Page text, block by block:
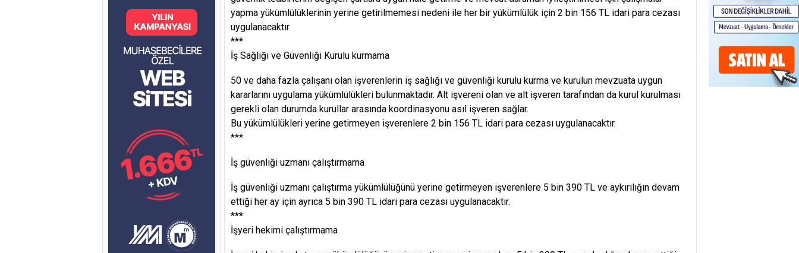
yapma yükümlülüklerinin yerine getirilmemesi nedeni ile her bir yükümlülük için 2 bin 156 TL idari para cezası
uygulanacaktır.
***
İş Sağlığı ve Güvenliği Kurulu kurmama
50 ve daha fazla çalışanı olan işverenlerin iş sağlığı ve güvenliği kurulu kurma ve kurulun mevzuata uygun
kararlarını uygulama yükümlülükleri bulunmaktadır. Alt işvereni olan ve alt işveren tarafından da kurul kurulması
gerekli olan durumda kurullar arasında koordinasyonu asıl işveren sağlar.
Bu yükümlülükleri yerine getirmeyen işverenlere 2 bin 156 TL idari para cezası uygulanacaktır.
***
İş güvenliği uzmanı çalıştırmama
İş güvenliği uzmanı çalıştırma yükümlülüğünü yerine getirmeyen işverenlere 5 bin 390 TL ve aykırılığın devam
ettiği her ay için ayrıca 5 bin 390 TL idari para cezası uygulanacaktır.
***
İşyeri hekimi çalıştırmama